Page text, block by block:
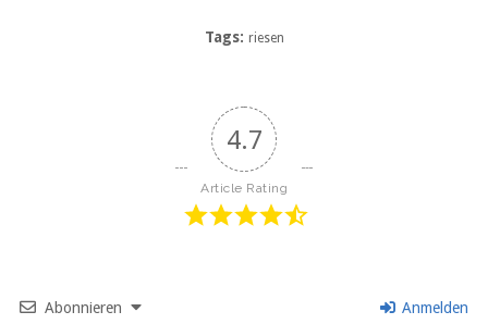
Tags: riesen
4.7
Article Rating
Abonnieren Anmelden